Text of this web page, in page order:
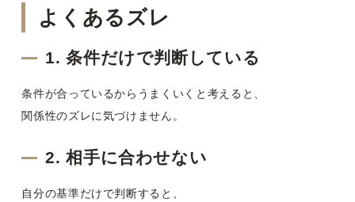
よくあるズレ
1. 条件だけで判断している
条件が合っているからうまくいくと考えると、
関係性のズレに気づけません。
2. 相手に合わせない
自分の基準だけで判断すると、